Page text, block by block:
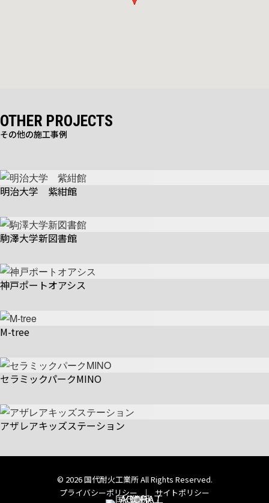
OTHER PROJECTS
その他の施工事例
明治大学 紫紺館
駒澤大学新図書館
神戸ポートオアシス
M-tree
セラミックパークMINO
アザレアキッズステーション
© 2026 国代耐火工業所 All Rights Reserved.
プライバシーポリシー ｜ サイトポリシー